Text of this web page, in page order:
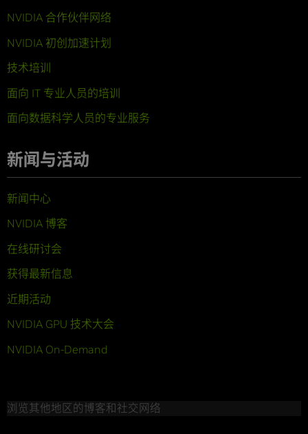
NVIDIA 合作伙伴网络
NVIDIA 初创加速计划
技术培训
面向 IT 专业人员的培训
面向数据科学人员的专业服务
新闻与活动
新闻中心
NVIDIA 博客
在线研讨会
获得最新信息
近期活动
NVIDIA GPU 技术大会
NVIDIA On-Demand
浏览其他地区的博客和社交网络